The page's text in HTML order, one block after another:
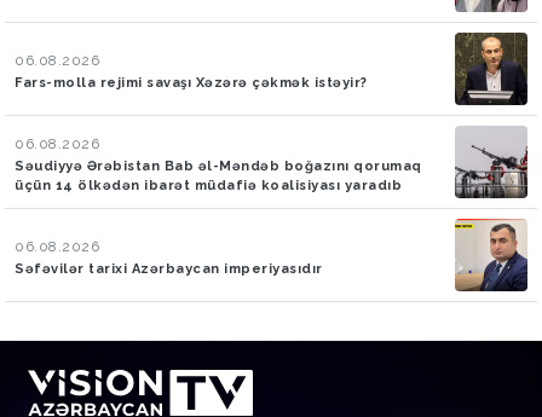
06.08.2026
Fars-molla rejimi savaşı Xəzərə çəkmək istəyir?
06.08.2026
Səudiyyə Ərəbistan Bab əl-Məndəb boğazını qorumaq
üçün 14 ölkədən ibarət müdafiə koalisiyası yaradıb
06.08.2026
Səfəvilər tarixi Azərbaycan imperiyasıdır